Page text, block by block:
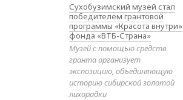
Сухобузимский музей стал
победителем грантовой
программы «Красота внутри»
фонда «ВТБ-Страна»
Музей с помощью средств
гранта организует
экспозицию, объединяющую
историю сибирской золотой
лихорадки